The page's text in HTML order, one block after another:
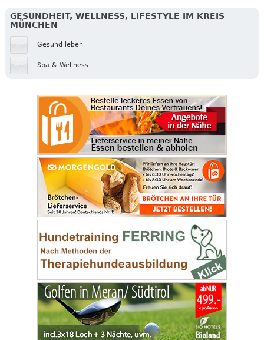
GESUNDHEIT, WELLNESS, LIFESTYLE IM KREIS
MÜNCHEN
Gesund leben
Spa & Wellness